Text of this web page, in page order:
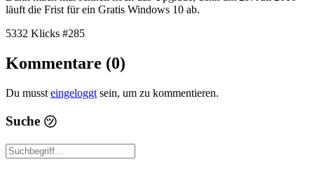
läuft die Frist für ein Gratis Windows 10 ab.
5332 Klicks #285
Kommentare (0)
Du musst eingeloggt sein, um zu kommentieren.
Suche ㋡